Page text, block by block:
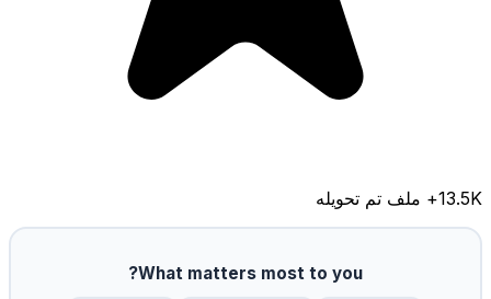
13.5K+ ملف تم تحويله
What matters most to you?